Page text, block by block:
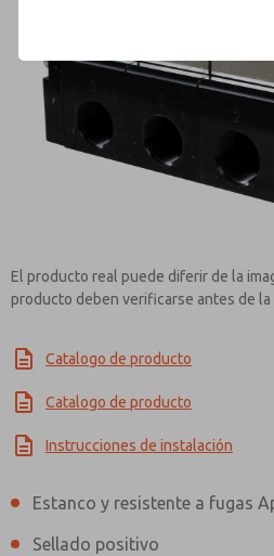
El producto real puede diferir de la
producto deben verificarse antes de la
Catalogo de producto
Catalogo de producto
Instrucciones de instalación
Estanco y resistente a fugas
Sellado positivo
Contact